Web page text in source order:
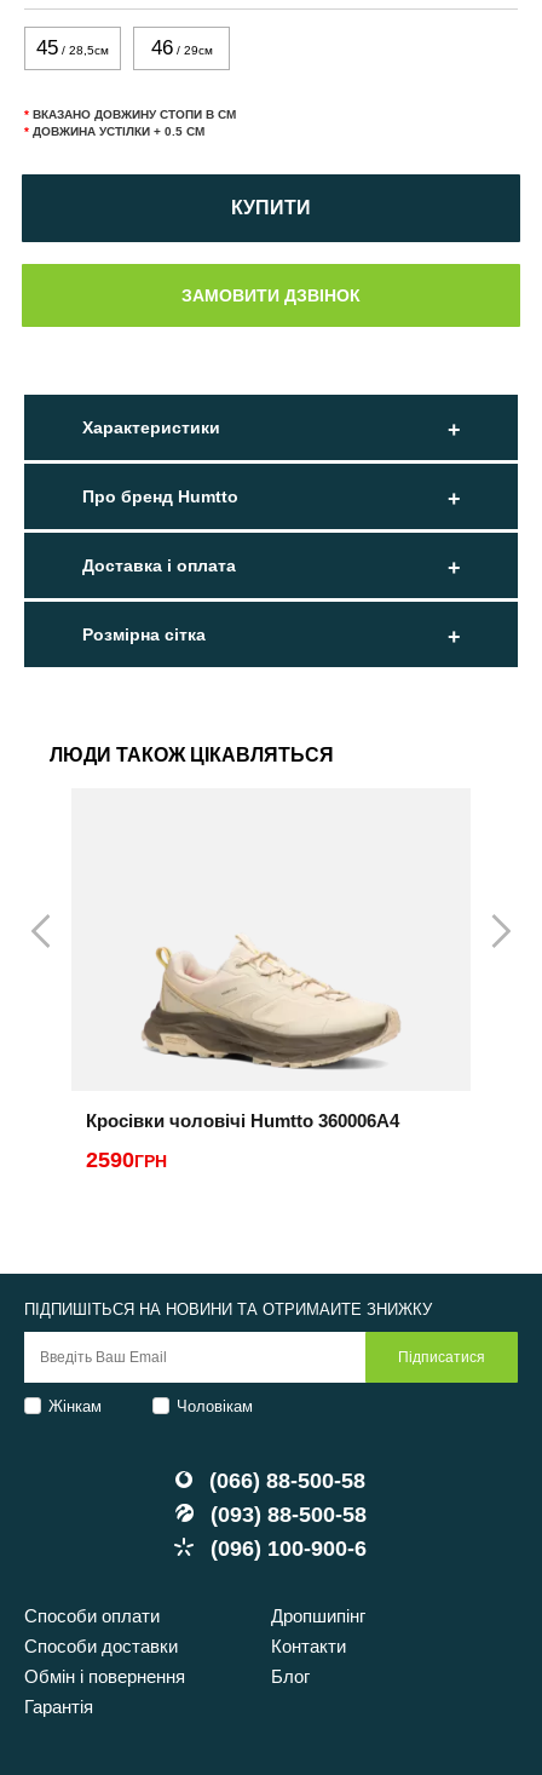
45 / 28,5см 46/ 29см
* ВКАЗАНО ДОВЖИНУ СТОПИ В СМ
* ДОВЖИНА УСТІЛКИ + 0.5 СМ
КУПИТИ
Характеристики
Про бренд Humtto
Доставка і оплата
Розмірна сітка
ЛЮДИ ТАКОЖ ЦІКАВЛЯТЬСЯ
Кросівки чоловічі Humtto 360006A4
2590ГРН
(066) 88-500-58
(093) 88-500-58
(096) 100-900-6
Способи оплати
Способи доставки
Обмін і повернення
Гарантія
Дропшипінг
Контакти
Блог
ПІДПИШІТЬСЯ НА НОВИНИ ТА ОТРИМАЙТЕ ЗНИЖКУ
Жінкам Чоловікам